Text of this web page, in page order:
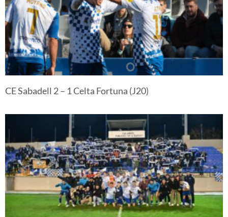
CE Sabadell 2 – 1 Celta Fortuna (J20)